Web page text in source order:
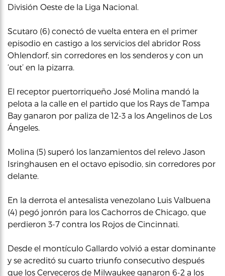
División Oeste de la Liga Nacional.
Scutaro (6) conectó de vuelta entera en el primer
episodio en castigo a los servicios del abridor Ross
Ohlendorf, sin corredores en los senderos y con un
‘out’ en la pizarra.
El receptor puertorriqueño José Molina mandó la
pelota a la calle en el partido que los Rays de Tampa
Bay ganaron por paliza de 12-3 a los Angelinos de Los
Ángeles.
Molina (5) superó los lanzamientos del relevo Jason
Isringhausen en el octavo episodio, sin corredores por
delante.
En la derrota el antesalista venezolano Luis Valbuena
(4) pegó jonrón para los Cachorros de Chicago, que
perdieron 3-7 contra los Rojos de Cincinnati.
Desde el montículo Gallardo volvió a estar dominante
y se acreditó su cuarto triunfo consecutivo después
que los Cerveceros de Milwaukee ganaron 6-2 a los